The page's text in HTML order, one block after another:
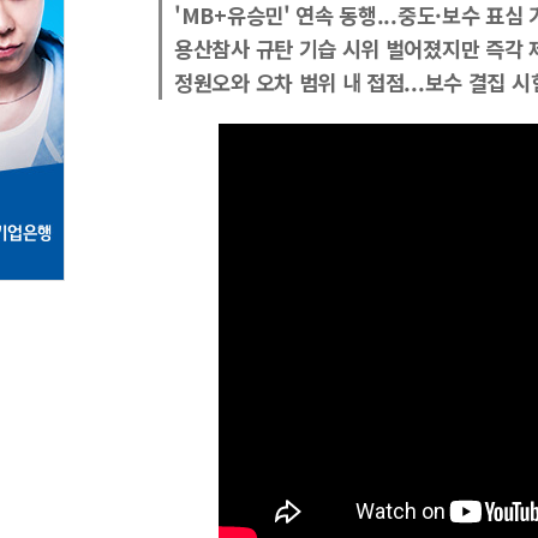
'MB+유승민' 연속 동행...중도·보수 표심
용산참사 규탄 기습 시위 벌어졌지만 즉각
정원오와 오차 범위 내 접점...보수 결집 시